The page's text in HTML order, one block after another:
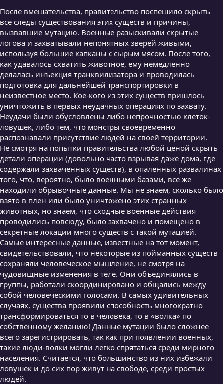
После вмешательства, правительство поспешило скрыть
все следы существования этих существ и причины,
вызвавшие мутацию. Военные разыскивали скрытые
логова и захватывали непонятных зверей живыми,
используя большие капканы с сырым мясом. После того,
как удавалось схватить животное, ему немедленно
делалась инъекция транквилизатора и проводилась
подготовка для дальнейшей транспортировки в
неизвестное место. Кое-кого из этих существ пришлось
уничтожить в первых неудачных операциях по захвату.
Неудачи были обусловлены либо непрочностью клеток-
ловушек, либо тем, что монстры своевременно
распознавали присутствие людей на своей территории.
Не смотря на попытки правительства любой ценой скрыть
детали операции (довольно часто взрывая даже дома, где
содержали захваченных существ), в опаленных развалинах
того, что, вероятно, было военными базами, всё же
находили обрывочные данные. Мы не знаем, сколько было
взято в плен или было уничтожено этих странных
животных, но знаем, что сходные военные действия
проводились повсюду, было захвачено и помещено в
секретные локации много существ с такой мутацией.
Самые интересные данные, известные на тот момент,
свидетельствовали, что некоторые из пойманных существ
сохраняли человеческое мышление, не смотря на
чудовищные изменения в теле. Они объединялись в
группы, работали скоординировано и общались между
собой человеческими голосами. В самых удивительных
случаях, существа проявили способность многократно
трансформироваться то в человека, то в «волка» по
собственному желанию! Данные мутации было сложнее
всего зарегистрировать, так как при появлении военных,
такие люди-волки могли легко спрятаться среди мирного
населения. Считается, что большинство из них избежали
ловушек и до сих пор живут на свободе, среди простых
людей.